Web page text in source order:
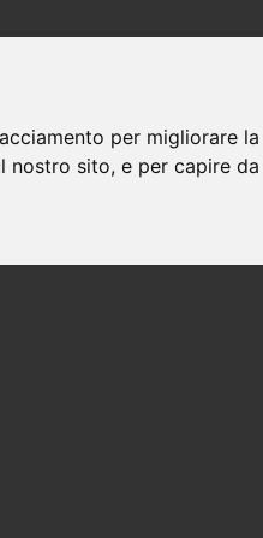
per migliorare
nostro sito, e per capire
Avvocati